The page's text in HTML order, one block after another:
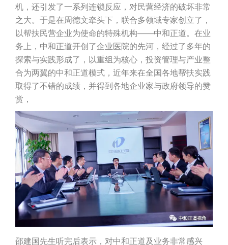
机，还引发了一系列连锁反应，对民营经济的破坏非常
之大。于是在周德文牵头下，联合多领域专家创立了，
以帮扶民营企业为使命的特殊机构——中和正道。在业
务上，中和正道开创了企业医院的先河，经过了多年的
探索与实践形成了，以重组为核心，投资管理与产业整
合为两翼的中和正道模式，近年来在全国各地帮扶实践
取得了不错的成绩，并得到各地企业家与政府领导的赞
赏，
邵建国先生听完后表示，对中和正道及业务非常感兴